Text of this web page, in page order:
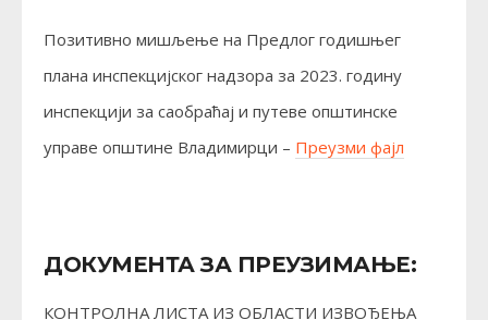
Позитивно мишљење на Предлог годишњег
плана инспекцијског надзора за 2023. годину
инспекцији за саобраћај и путеве општинске
управе општине Владимирци – Преузми фајл
ДОКУМЕНТА ЗА ПРЕУЗИМАЊЕ:
КОНТРОЛНА ЛИСТА ИЗ ОБЛАСТИ ИЗВОЂЕЊА